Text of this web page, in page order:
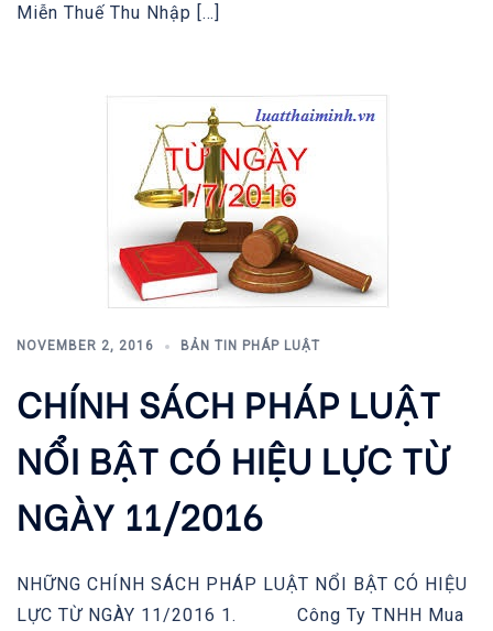
Miễn Thuế Thu Nhập […]
NOVEMBER 2, 2016 BẢN TIN PHÁP LUẬT
CHÍNH SÁCH PHÁP LUẬT
NỔI BẬT CÓ HIỆU LỰC TỪ
NGÀY 11/2016
NHỮNG CHÍNH SÁCH PHÁP LUẬT NỔI BẬT CÓ HIỆU
LỰC TỪ NGÀY 11/2016 1. Công Ty TNHH Mua